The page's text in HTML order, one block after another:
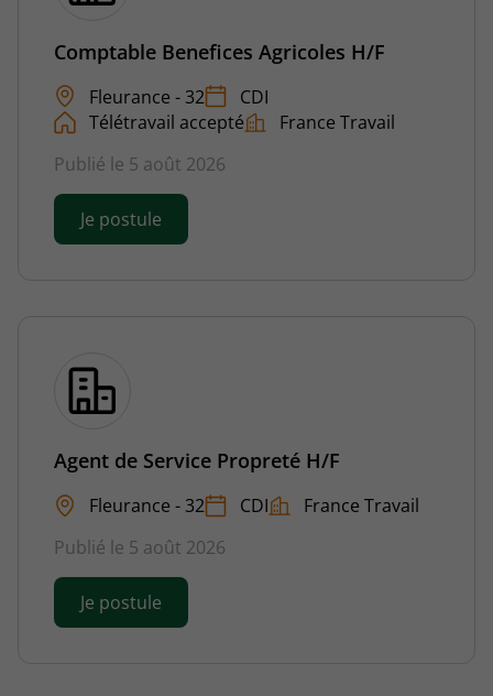
Comptable Benefices Agricoles H/F
Fleurance - 32
CDI
Télétravail accepté
France Travail
Publié le 5 août 2026
Je postule
Agent de Service Propreté H/F
Fleurance - 32 CDI
France Travail
Publié le 5 août 2026
Je postule